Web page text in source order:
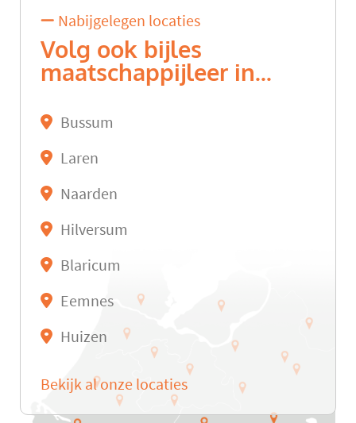
Nabijgelegen locaties
Volg ook bijles
maatschappijleer in...
Bussum
Laren
Naarden
Hilversum
Blaricum
Eemnes
Huizen
Bekijk al onze locaties